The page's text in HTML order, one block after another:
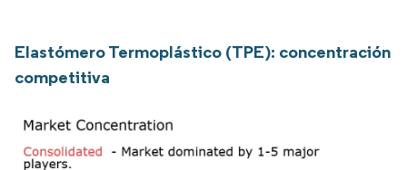
Elastómero Termoplástico (TPE): concentración
competitiva